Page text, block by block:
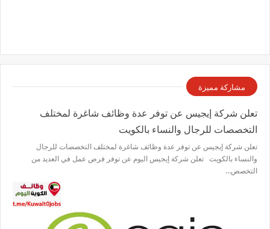
مشاركة مميزة
تعلن شركة إيجيس عن توفر عدة وظائف شاغرة لمختلف
التخصصات للرجال والنساء بالكويت
تعلن شركة إيجيس عن توفر عدة وظائف شاغرة لمختلف التخصصات للرجال
والنساء بالكويت تعلن شركة إيجيس اليوم عن توفر فرص عمل في العديد من
التخصص…